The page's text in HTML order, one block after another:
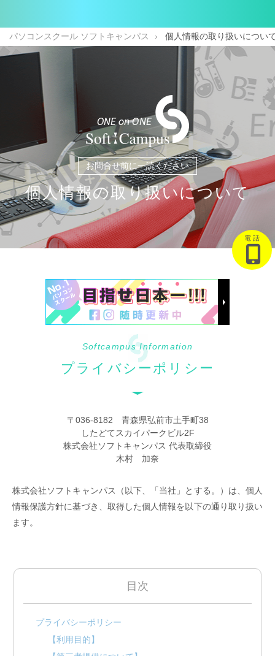
パソコンスクール ソフトキャンパス 個人情報の取り扱いについ
お問合せ前に一読ください
個人情報の取り扱いについて
電 話
Softcampus Information
プライバシーポリシー
〒036-8182 青森県弘前市土手町38
したどてスカイパークビル2F
株式会社ソフトキャンパス 代表取締役
木村 加奈
株式会社ソフトキャンパス（以下、「当社」とする。）は、個人
情報保護方針に基づき、取得した個人情報を以下の通り取り扱い
ます。
目次
プライバシーポリシー
【利用目的】